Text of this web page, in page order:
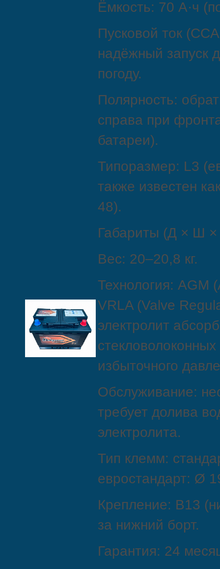
Ёмкость: 70 А·ч
Пусковой ток
надёжный запуск
погоду.
Полярность:
справа при
батареи).
Типоразмер: L3
также известен
48).
Габариты (Д × Ш
Вес: 20–20,8 кг.
Технология: AGM
VRLA (Valve
электролит
избыточного
Обслуживание:
требует долива
электролита.
Тип клемм:
евростандарт: Ø
Крепление: B13
за нижний борт.
Гарантия: 24